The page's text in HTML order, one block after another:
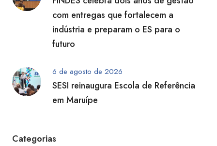
com entregas que fortalecem a
indústria e preparam o ES para o
futuro
6 de agosto de 2026
SESI reinaugura Escola de Referência
em Maruípe
Categorias